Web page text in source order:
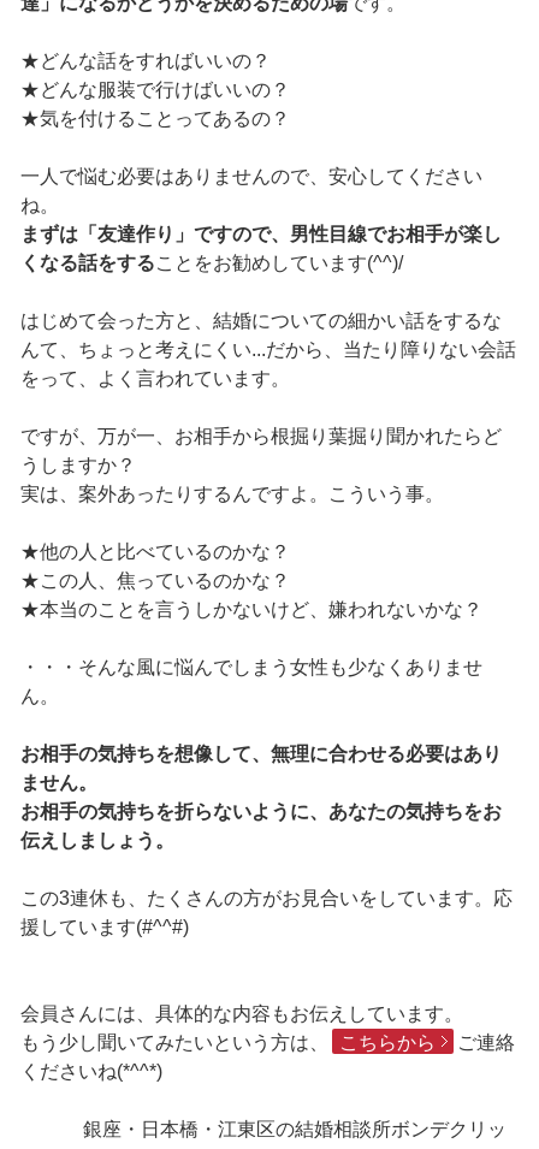
★どんな話をすればいいの？
★どんな服装で行けばいいの？
★気を付けることってあるの？
一人で悩む必要はありませんので、安心してください
ね。
まずは「友達作り」ですので、男性目線でお相手が楽し
くなる話をすることをお勧めしています(^^)/
はじめて会った方と、結婚についての細かい話をするな
んて、ちょっと考えにくい...だから、当たり障りない会話
をって、よく言われています。
ですが、万が一、お相手から根掘り葉掘り聞かれたらど
うしますか？
実は、案外あったりするんですよ。こういう事。
★他の人と比べているのかな？
★この人、焦っているのかな？
★本当のことを言うしかないけど、嫌われないかな？
・・・そんな風に悩んでしまう女性も少なくありませ
ん。
お相手の気持ちを想像して、無理に合わせる必要はあり
ません。
お相手の気持ちを折らないように、あなたの気持ちをお
伝えしましょう。
この3連休も、たくさんの方がお見合いをしています。応
援しています(#^^#)
会員さんには、具体的な内容もお伝えしています。
もう少し聞いてみたいという方は、
こちらから
ご連絡
くださいね(*^^*)
銀座・日本橋・江東区の結婚相談所ボンデクリッ